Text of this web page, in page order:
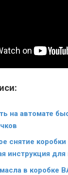
на автомате
снятие
инструкция
в коробке